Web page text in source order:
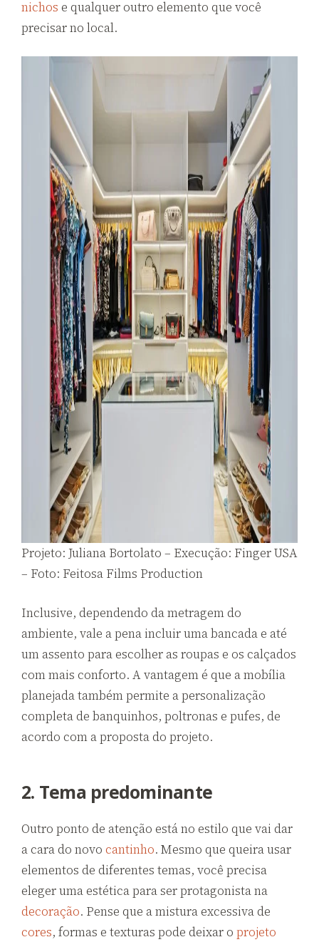
nichos e qualquer outro elemento que você
precisar no local.
Projeto: Juliana Bortolato – Execução: Finger USA
– Foto: Feitosa Films Production
Inclusive, dependendo da metragem do
ambiente, vale a pena incluir uma bancada e até
um assento para escolher as roupas e os calçados
com mais conforto. A vantagem é que a mobília
planejada também permite a personalização
completa de banquinhos, poltronas e pufes, de
acordo com a proposta do projeto.
2. Tema predominante
Outro ponto de atenção está no estilo que vai dar
a cara do novo cantinho. Mesmo que queira usar
elementos de diferentes temas, você precisa
eleger uma estética para ser protagonista na
decoração. Pense que a mistura excessiva de
cores, formas e texturas pode deixar o projeto